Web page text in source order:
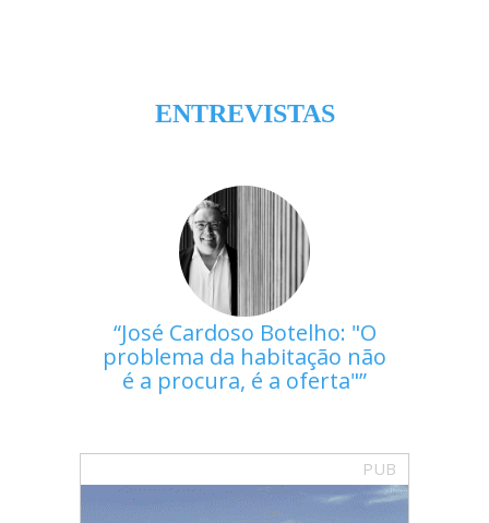
ENTREVISTAS
José Cardoso Botelho: "O
problema da habitação não
é a procura, é a oferta"
PUB